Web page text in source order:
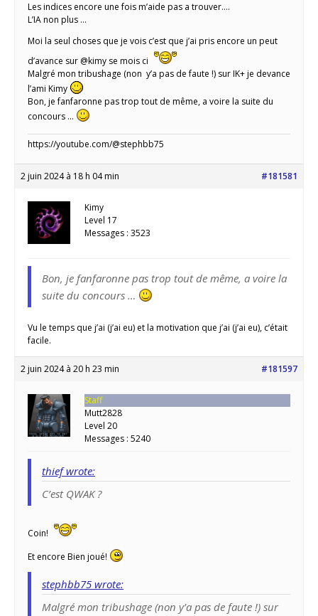
Les indices encore une fois m’aide pas a trouver….
L’IA non plus …
Moi la seul choses que je vois c’est que j’ai pris encore un peut
d’avance sur @kimy se mois ci
Malgré mon tribushage (non y’a pas de faute !) sur IK+ je devance
l’ami Kimy
Bon, je fanfaronne pas trop tout de même, a voire la suite du
concours …
https://youtube.com/@stephbb75
2 juin 2024 à 18 h 04 min #181581
Kimy
Level 17
Messages : 3523
Bon, je fanfaronne pas trop tout de même, a voire la
suite du concours …
Vu le temps que j’ai (j’ai eu) et la motivation que j’ai (j’ai eu), c’était
facile.
2 juin 2024 à 20 h 23 min #181597
Staff
Mutt2828
Level 20
Messages : 5240
thief wrote:
C’est QWAK ?
Coin!
Et encore Bien joué!
stephbb75 wrote:
Malgré mon tribushage (non y’a pas de faute !) sur